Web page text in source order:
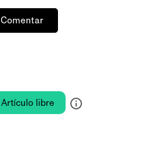
Comentar
Artículo libre